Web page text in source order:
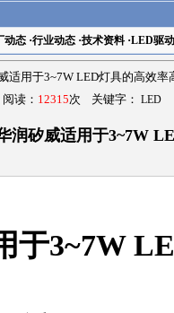
动态·行业动态·技术资料·LED驱动
适用于3~7W LED灯具的高效
读： 12315次 关键字： LED
润矽威适用于3~7W
于3~7W